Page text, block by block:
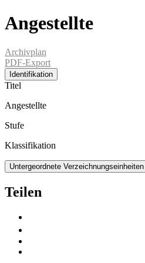
Angestellte
Archivplan
PDF-Export
Identifikation
Titel
Angestellte
Stufe
Klassifikation
Untergeordnete Verzeichnungseinheiten
Teilen